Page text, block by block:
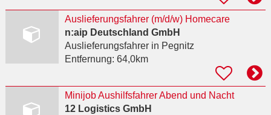
Auslieferungsfahrer (m/d/w) Homecare
n:aip Deutschland GmbH
Auslieferungsfahrerin Pegnitz
Entfernung: 64,0km
Minijob Aushilfsfahrer Abend und Nacht
12 Logistics GmbH